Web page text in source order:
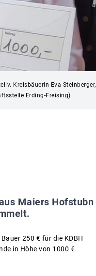
Kreisbäuerin Eva Steinberger,
Erding-Freising)
Maiers Hofstubn
250 € für die KDBH
in Höhe von 1000 €